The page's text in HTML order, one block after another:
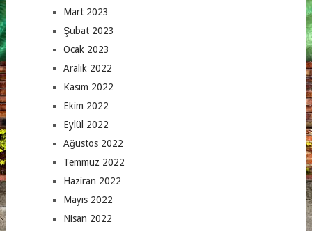
Mart 2023
Şubat 2023
Ocak 2023
Aralık 2022
Kasım 2022
Ekim 2022
Eylül 2022
Ağustos 2022
Temmuz 2022
Haziran 2022
Mayıs 2022
Nisan 2022